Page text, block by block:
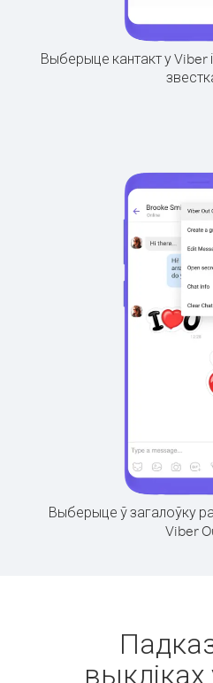
Выберыце кантакт у Viber
Выберыце ў загалоўку
Viber
выкліках